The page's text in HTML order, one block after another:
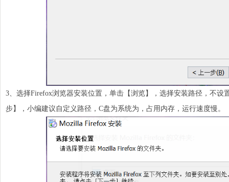
3、选择Firefox浏览器安装位置，单击【浏览】，选择安装路径，不设
步】，小编建议自定义路径，C盘为系统为，占用内存，运行速度慢。